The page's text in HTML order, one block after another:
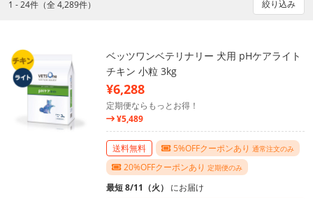
1 - 24件（全 4,289件） 絞り込み
ベッツワンベテリナリー 犬用 pHケアライト
チキン 小粒 3kg
¥6,288
定期便ならもっとお得！
¥5,489
送料無料 5%OFFクーポンあり 通常注文のみ
20%OFFクーポンあり 定期便のみ
最短 8/11（火） にお届け